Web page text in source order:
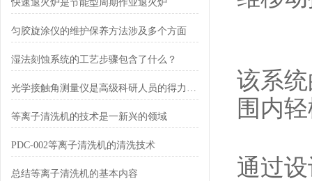
快速退火炉是节能型周期作业退火炉
匀胶旋涂仪的维护保养方法涉及多个方面
湿法刻蚀系统的工艺步骤包含了什么？
光学接触角测量仪是高级科研人员的得力助手
等离子清洗机的技术是一新兴的领域
PDC-002等离子清洗机的清洗技术
总结等离子清洗机的基本内容
该系
围内
通过